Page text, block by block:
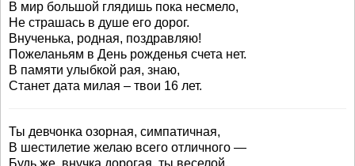
В мир большой глядишь пока несмело,
Не страшась в душе его дорог.
Внученька, родная, поздравляю!
Пожеланьям в День рожденья счета нет.
В памяти улыбкой рая, знаю,
Станет дата милая – твои 16 лет.
Ты девчонка озорная, симпатичная,
В шестилетие желаю всего отличного —
Будь же, внучка дорогая, ты веселой,